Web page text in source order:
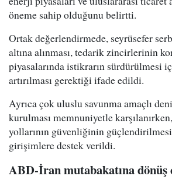
öneme sahip olduğunu belirtti.
Ortak değerlendirmede, seyrüsefer
altına alınması, tedarik zincirlerinin
piyasalarında istikrarın sürdürülmesi
artırılması gerektiği ifade edildi.
Ayrıca çok uluslu savunma amaçlı
kurulması memnuniyetle
yollarının güvenliğinin
girişimlere destek verildi.
ABD-İran mutabakatına dönüş